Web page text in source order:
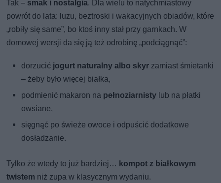
Tak – smak i nostalgia. Dla wielu to natychmiastowy
powrót do lata: luzu, beztroski i wakacyjnych obiadów, które
„robiły się same”, bo ktoś inny stał przy garnkach. W
domowej wersji da się ją też odrobinę „podciągnąć”:
dorzucić jogurt naturalny albo skyr zamiast śmietanki
– żeby było więcej białka,
podmienić makaron na pełnoziarnisty lub na płatki
owsiane,
sięgnąć po świeże owoce i odpuścić dodatkowe
dosładzanie.
Tylko że wtedy to już bardziej… kompot z białkowym
twistem niż zupa w klasycznym wydaniu.